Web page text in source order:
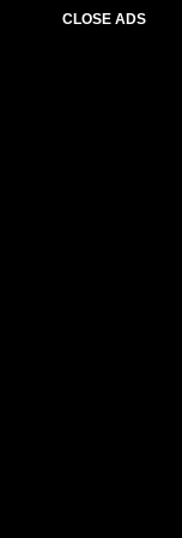
CLOSE ADS